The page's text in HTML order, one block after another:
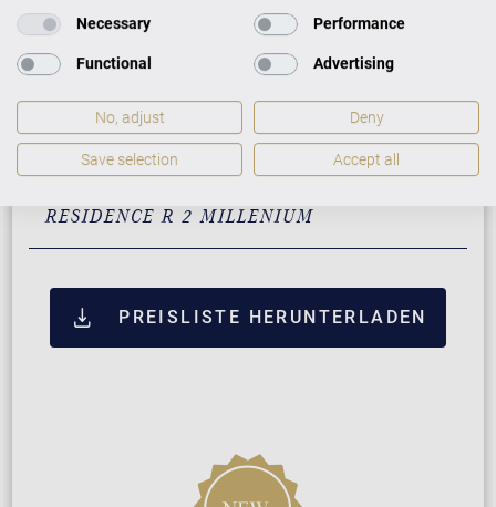
Santos Palisander mit
Messing
Pyramidenmahagoni mit
Messing
32.900 €
RESIDENCE R 2 MILLENIUM
PREISLISTE HERUNTERLADEN
Necessary Performance
Functional Advertising
No, adjust Deny
Save selection Accept all